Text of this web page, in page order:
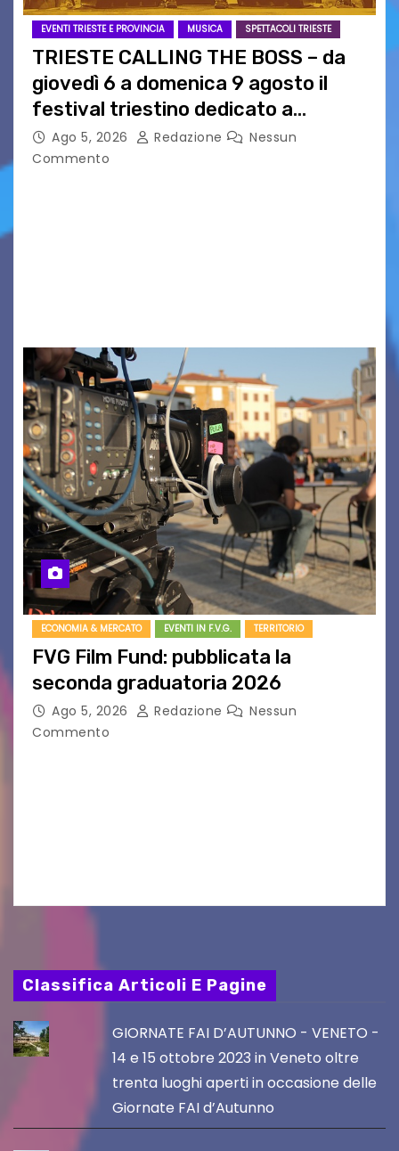
EVENTI TRIESTE E PROVINCIA MUSICA SPETTACOLI TRIESTE
TRIESTE CALLING THE BOSS – da
giovedì 6 a domenica 9 agosto il
festival triestino dedicato a
Springsteen
Ago 5, 2026 Redazione
Nessun
Commento
ECONOMIA & MERCATO EVENTI IN F.V.G. TERRITORIO
FVG Film Fund: pubblicata la
seconda graduatoria 2026
Ago 5, 2026 Redazione
Nessun
Commento
Classifica Articoli E Pagine
GIORNATE FAI D’AUTUNNO - VENETO -
14 e 15 ottobre 2023 in Veneto oltre
trenta luoghi aperti in occasione delle
Giornate FAI d’Autunno